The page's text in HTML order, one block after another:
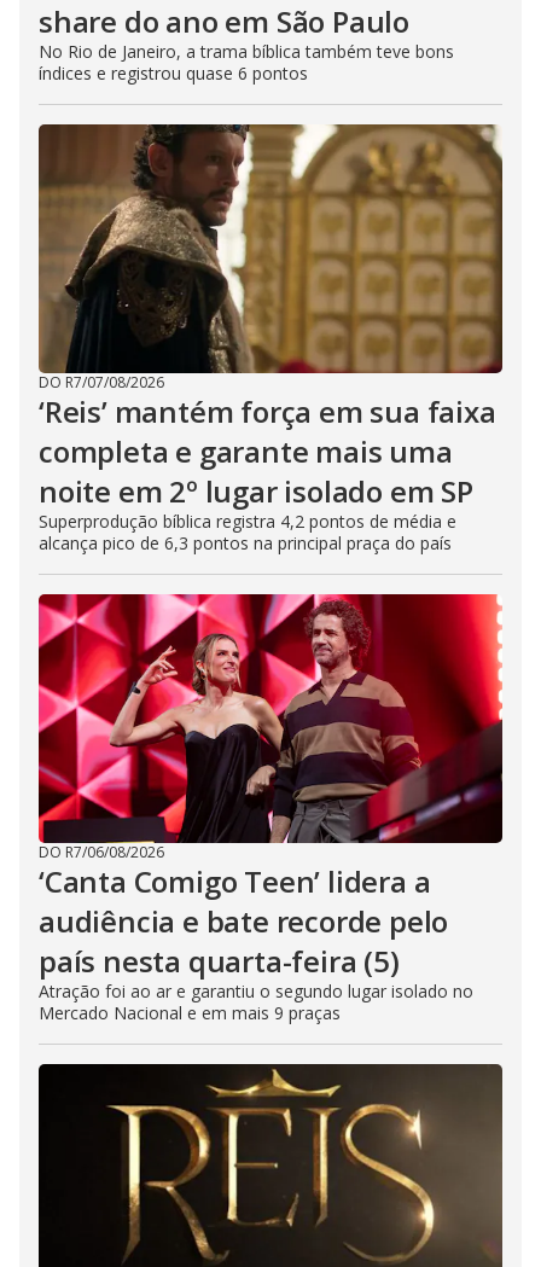
share do ano em São Paulo
No Rio de Janeiro, a trama bíblica também teve bons
índices e registrou quase 6 pontos
DO R7/07/08/2026
‘Reis’ mantém força em sua faixa
completa e garante mais uma
noite em 2º lugar isolado em SP
Superprodução bíblica registra 4,2 pontos de média e
alcança pico de 6,3 pontos na principal praça do país
DO R7/06/08/2026
‘Canta Comigo Teen’ lidera a
audiência e bate recorde pelo
país nesta quarta-feira (5)
Atração foi ao ar e garantiu o segundo lugar isolado no
Mercado Nacional e em mais 9 praças